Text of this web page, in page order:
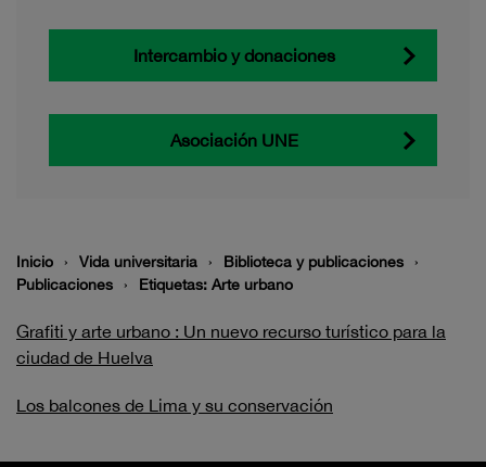
Intercambio y donaciones
Asociación UNE
Inicio Vida universitaria
Biblioteca y publicaciones
Publicaciones
Etiquetas: Arte urbano
Grafiti y arte urbano : Un nuevo recurso turístico para la
ciudad de Huelva
Los balcones de Lima y su conservación